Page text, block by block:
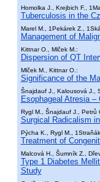
Homolka J., Krejbich F.,
Tuberculosis in the
Marel M., 1Pekárek Z.,
Management of
Kittnar O., Mlček M.:
Dispersion of QT
Mlček M., Kittnar O.:
Significance of the
Šnajdauf J., Kalousová J.,
Esophageal Atresia
Rygl M., Šnajdauf J., Petrů
Surgical Radicalism
Pýcha K., Rygl M.,
Treatment of
Malcová H., Šumník Z.,
Type 1 Diabetes
Study